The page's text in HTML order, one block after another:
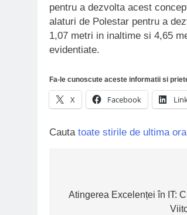
pentru a dezvolta acest
alaturi de Polestar pentru a
1,07 metri in inaltime si 4,65
evidentiate.
Fa-le cunoscute aceste informatii si
X Facebook
Cauta toate stirile de ultima
în
Atingerea Excelenței în IT: